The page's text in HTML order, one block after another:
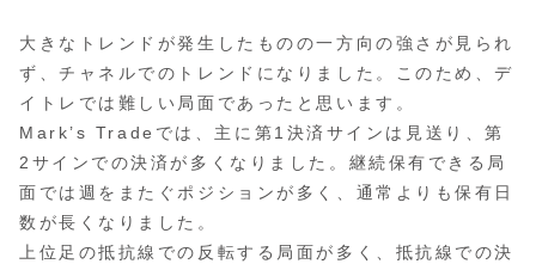
大きなトレンドが発生したものの一方向の強さが見られ
ず、チャネルでのトレンドになりました。このため、デ
イトレでは難しい局面であったと思います。
Mark’s Tradeでは、主に第1決済サインは見送り、第
2サインでの決済が多くなりました。継続保有できる局
面では週をまたぐポジションが多く、通常よりも保有日
数が長くなりました。
上位足の抵抗線での反転する局面が多く、抵抗線での決